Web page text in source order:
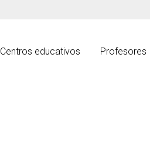
Centros educativos Profesores